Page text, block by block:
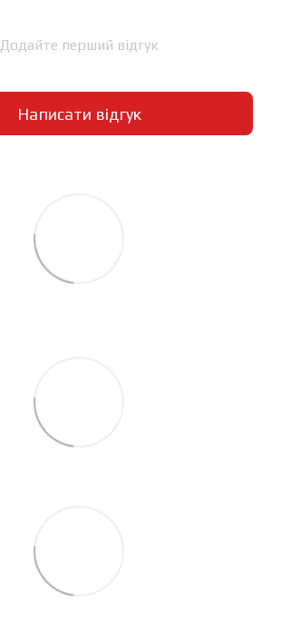
Додайте перший відгук
Написати відгук